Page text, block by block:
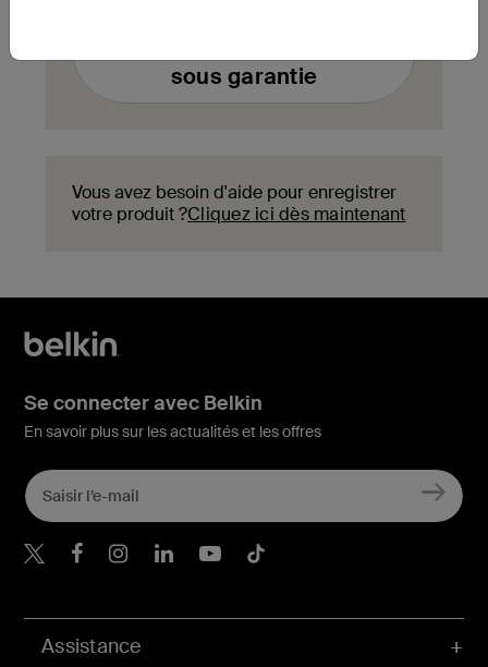
sous garantie
Vous avez besoin d'aide pour enregistrer
votre produit ?Cliquez ici dès maintenant
Assistance
Se connecter avec Belkin
En savoir plus sur les actualités et les offres
Belkin Twitter
Belkin Facebook
Belkin Instagram
Belkin LinkedIn
Belkin Youtube
Belkin TikTok